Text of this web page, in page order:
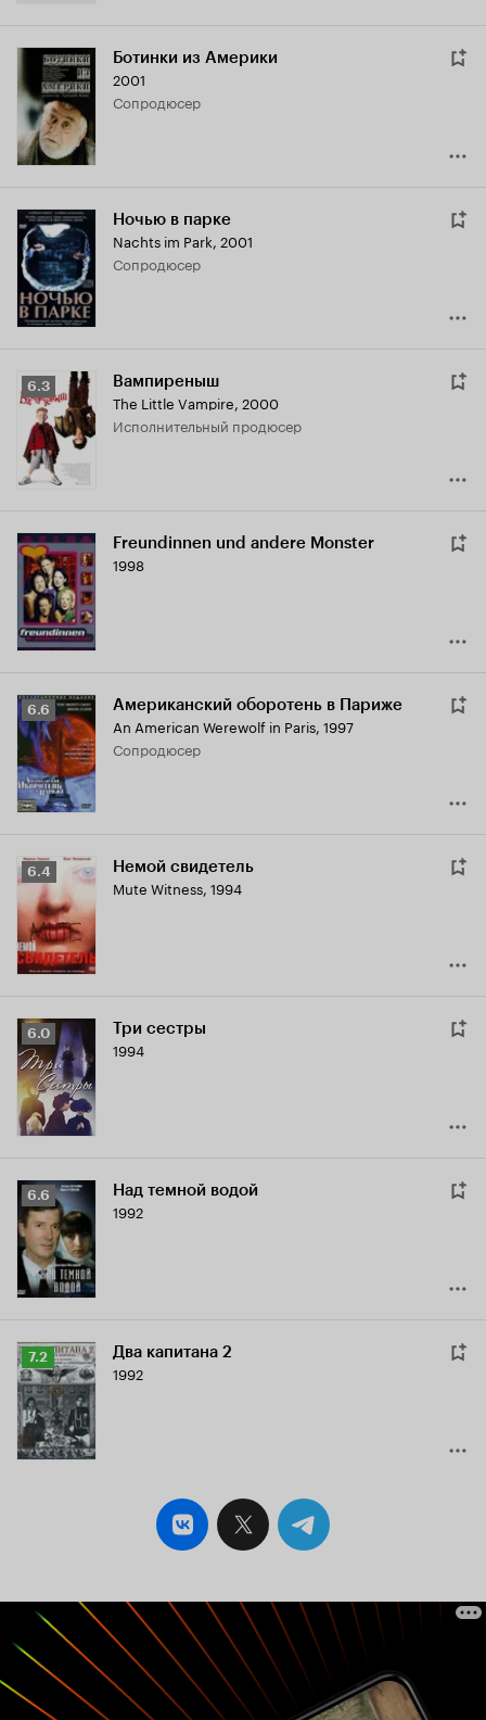
Ботинки из Америки
2001
сопродюсер
Ночью в парке
Nachts im Park, 2001
сопродюсер
Рейтинг
Кинопоиска
6.3
6.3 Вампиреныш
The Little Vampire, 2000
исполнительный продюсер
Freundinnen und andere Monster
1998
Рейтинг
Кинопоиска
6.6
6.6 Американский оборотень в Париже
An American Werewolf in Paris, 1997
сопродюсер
Рейтинг
Кинопоиска
6.4
6.4 Немой свидетель
Mute Witness, 1994
Рейтинг
Кинопоиска
6.0
6.0 Три сестры
1994
Рейтинг
Кинопоиска
6.6
6.6 Над темной водой
1992
Рейтинг
Кинопоиска
7.2
7.2 Два капитана 2
1992